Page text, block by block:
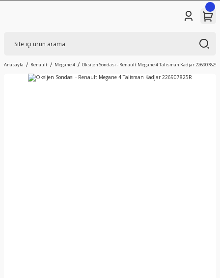
Anasayfa Renault Megane 4 Oksijen Sondası - Renault Megane 4 Talisman Kadjar 226907825R